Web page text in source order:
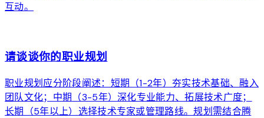
互动。
请谈谈你的职业规划
职业规划应分阶段阐述：短期（1-2年）夯实技术基础、融入
团队文化；中期（3-5年）深化专业能力、拓展技术广度；
长期（5年以上）选择技术专家或管理路线。规划需结合腾